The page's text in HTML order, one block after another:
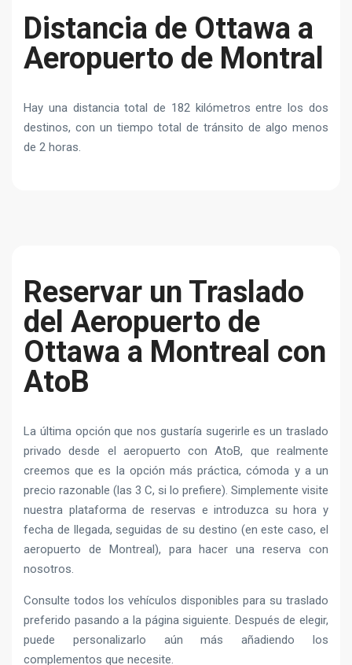
Distancia de Ottawa a
Aeropuerto de Montral
Hay una distancia total de 182 kilómetros entre los dos
destinos, con un tiempo total de tránsito de algo menos
de 2 horas.
Reservar un Traslado
del Aeropuerto de
Ottawa a Montreal con
AtoB
La última opción que nos gustaría sugerirle es un traslado
privado desde el aeropuerto con AtoB, que realmente
creemos que es la opción más práctica, cómoda y a un
precio razonable (las 3 C, si lo prefiere). Simplemente visite
nuestra plataforma de reservas e introduzca su hora y
fecha de llegada, seguidas de su destino (en este caso, el
aeropuerto de Montreal), para hacer una reserva con
nosotros.
Consulte todos los vehículos disponibles para su traslado
preferido pasando a la página siguiente. Después de elegir,
puede personalizarlo aún más añadiendo los
complementos que necesite.